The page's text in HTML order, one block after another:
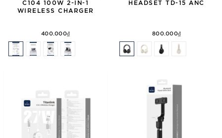
C104 100W 2-IN-1
WIRELESS CHARGER
400.000₫
HEADSET TD-15 ANC
800.000₫